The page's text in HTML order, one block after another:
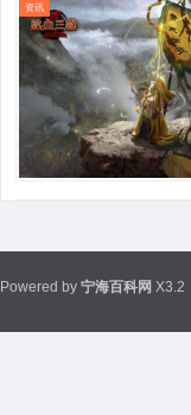
资讯
Powered by 宁海百科网 X3.2